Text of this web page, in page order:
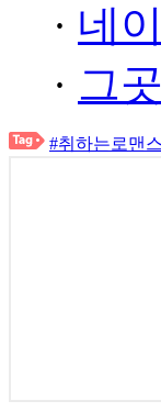
· 네
· 그
#취하는로맨스